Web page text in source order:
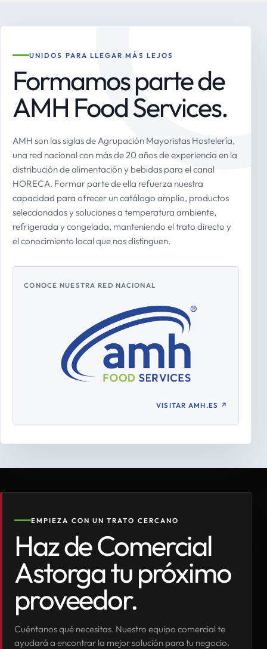
UNIDOS PARA LLEGAR MÁS LEJOS
Formamos parte de
AMH Food Services.
AMH son las siglas de Agrupación Mayoristas Hostelería,
una red nacional con más de 20 años de experiencia en la
distribución de alimentación y bebidas para el canal
HORECA. Formar parte de ella refuerza nuestra
capacidad para ofrecer un catálogo amplio, productos
seleccionados y soluciones a temperatura ambiente,
refrigerada y congelada, manteniendo el trato directo y
el conocimiento local que nos distinguen.
CONOCE NUESTRA RED NACIONAL
VISITAR AMH.ES ↗
EMPIEZA CON UN TRATO CERCANO
Haz de Comercial
Astorga tu próximo
proveedor.
Cuéntanos qué necesitas. Nuestro equipo comercial te
ayudará a encontrar la mejor solución para tu negocio.